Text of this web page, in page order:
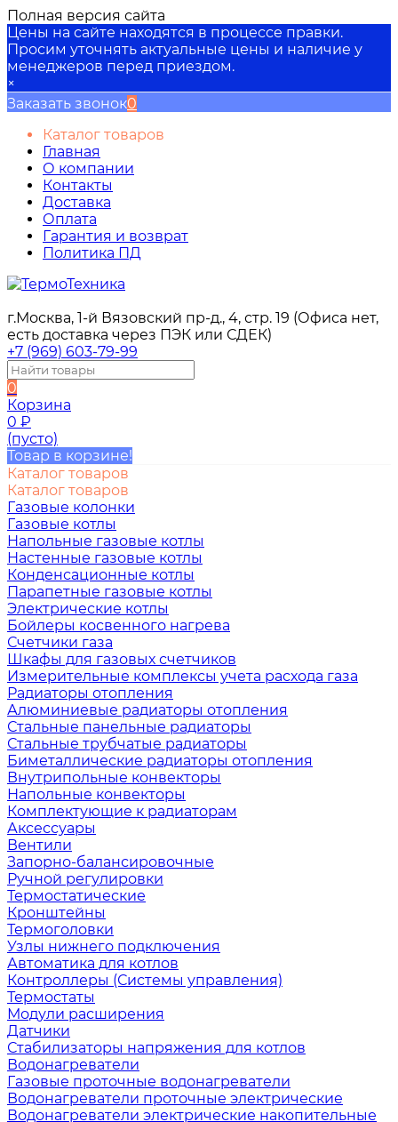
Полная версия сайта
Цены на сайте находятся в процессе правки.
Просим уточнять актуальные цены и наличие у
менеджеров перед приездом.
×
Заказать звонок0
Каталог товаров
Главная
О компании
Контакты
Доставка
Оплата
Гарантия и возврат
Политика ПД
г.Москва, 1-й Вязовский пр-д., 4, стр. 19 (Офиса нет,
есть доставка через ПЭК или СДЕК)
+7 (969) 603-79-99
0
Корзина
0 ₽
(пусто)
Товар в корзине!
Каталог товаров
Каталог товаров
Газовые колонки
Газовые котлы
Напольные газовые котлы
Настенные газовые котлы
Конденсационные котлы
Парапетные газовые котлы
Электрические котлы
Бойлеры косвенного нагрева
Счетчики газа
Шкафы для газовых счетчиков
Измерительные комплексы учета расхода газа
Радиаторы отопления
Алюминиевые радиаторы отопления
Стальные панельные радиаторы
Стальные трубчатые радиаторы
Биметаллические радиаторы отопления
Внутрипольные конвекторы
Напольные конвекторы
Комплектующие к радиаторам
Аксессуары
Вентили
Запорно-балансировочные
Ручной регулировки
Термостатические
Кронштейны
Термоголовки
Узлы нижнего подключения
Автоматика для котлов
Контроллеры (Системы управления)
Термостаты
Модули расширения
Датчики
Стабилизаторы напряжения для котлов
Водонагреватели
Газовые проточные водонагреватели
Водонагреватели проточные электрические
Водонагреватели электрические накопительные